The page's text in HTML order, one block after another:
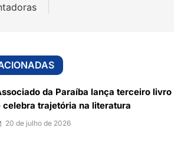
da Paraíba lança terceiro livro
celebra trajetória na literatura
20 de julho de 2026